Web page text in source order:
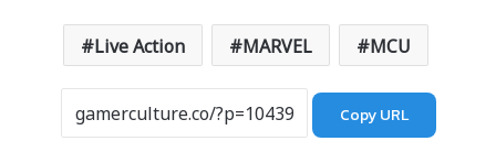
Live Action MARVEL MCU
Copy URL